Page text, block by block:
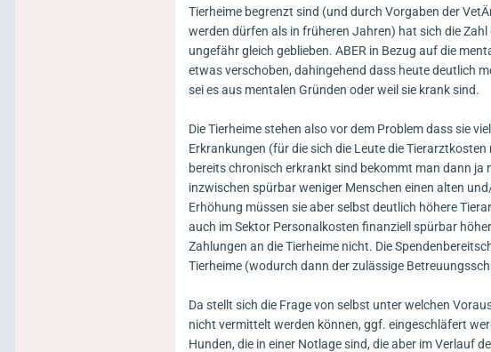
Tierheime begrenzt sind (und durch Vorgaben der
werden dürfen als in früheren Jahren) hat sich die
ungefähr gleich geblieben. ABER in Bezug auf die
etwas verschoben, dahingehend dass heute deutlich
sei es aus mentalen Gründen oder weil sie krank sind.
Die Tierheime stehen also vor dem Problem dass sie
Erkrankungen (für die sich die Leute die
bereits chronisch erkrankt sind bekommt man dann
inzwischen spürbar weniger Menschen einen alten
Erhöhung müssen sie aber selbst deutlich höhere
auch im Sektor Personalkosten finanziell spürbar
Zahlungen an die Tierheime nicht. Die
Tierheime (wodurch dann der zulässige
Da stellt sich die Frage von selbst unter welchen
nicht vermittelt werden können, ggf. eingeschläfert
Hunden, die in einer Notlage sind, die aber im Verlauf